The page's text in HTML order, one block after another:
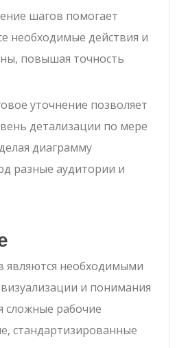
шагов помогает
необходимые действия и
повышая точность
уточнение позволяет
детализации по мере
диаграмму
разные аудитории и
необходимыми
и понимания
сложные рабочие
стандартизированные